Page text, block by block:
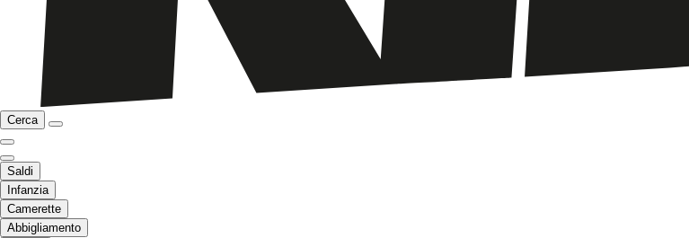
Cerca
Saldi
Infanzia
Camerette
Abbigliamento